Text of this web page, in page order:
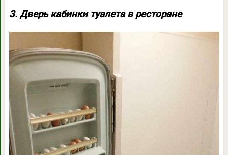
3. Дверь кабинки туалета в ресторане